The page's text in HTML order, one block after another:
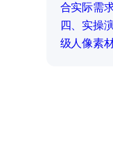
合实际需
四、实操
级人像素